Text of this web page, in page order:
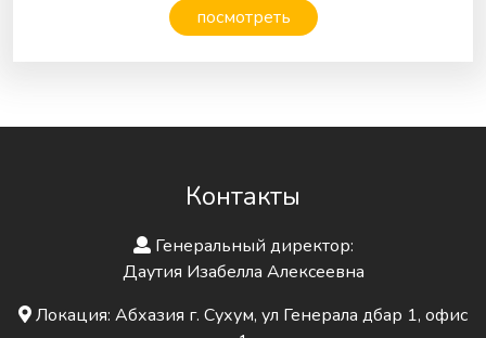
посмотреть
Контакты
Генеральный директор:
Даутия Изабелла Алексеевна
Локация: Абхазия г. Сухум, ул Генерала дбар 1, офис